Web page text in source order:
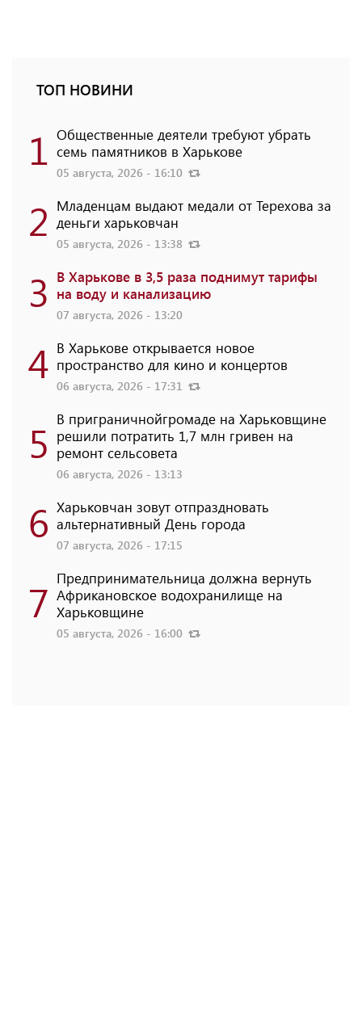
ТОП НОВИНИ
1 Общественные деятели требуют убрать
семь памятников в Харькове
05 августа, 2026 - 16:10
2 Младенцам выдают медали от Терехова за
деньги харьковчан
05 августа, 2026 - 13:38
3 В Харькове в 3,5 раза поднимут тарифы
на воду и канализацию
07 августа, 2026 - 13:20
4 В Харькове открывается новое
пространство для кино и концертов
06 августа, 2026 - 17:31
5 В приграничнойгромаде на Харьковщине
решили потратить 1,7 млн ​​гривен на
ремонт сельсовета
06 августа, 2026 - 13:13
6 Харьковчан зовут отпраздновать
альтернативный День города
07 августа, 2026 - 17:15
7 Предпринимательница должна вернуть
Африкановское водохранилище на
Харьковщине
05 августа, 2026 - 16:00